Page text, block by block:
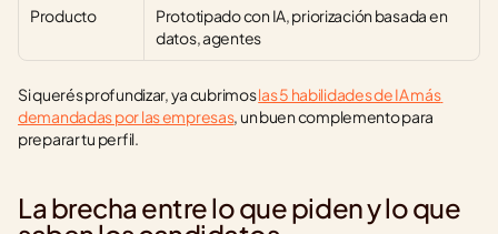
Producto
Prototipado con IA, priorización basada en
datos, agentes
Si querés profundizar, ya cubrimos las 5 habilidades de IA más
demandadas por las empresas, un buen complemento para
preparar tu perfil.
La brecha entre lo que piden y lo que